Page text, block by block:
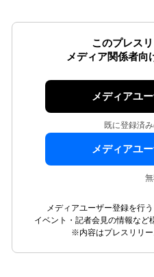
このプレスリ
メディア関係者向
メディアユ
既に登録済
メディアユ
メディアユーザー登録を行
イベント・記者会見の情報など
※内容はプレスリリー